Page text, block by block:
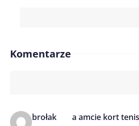
Komentarze
Imię/ Nick*
brołak a amcie kort